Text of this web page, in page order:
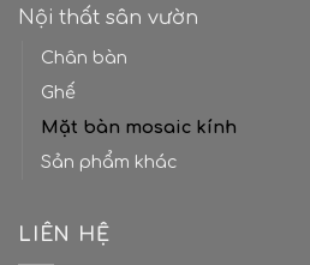
Nội thất sân vườn
Chân bàn
Ghế
Mặt bàn mosaic kính
Sản phẩm khác
LIÊN HỆ